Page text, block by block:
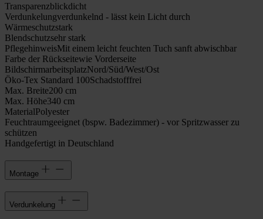
Transparenzblickdicht
Verdunkelungverdunkelnd - lässt kein Licht durch
Wärmeschutzstark
Blendschutzsehr stark
PflegehinweisMit einem leicht feuchten Tuch sanft abwischbar
Farbe der Rückseitewie Vorderseite
BildschirmarbeitsplatzNord/Süd/West/Ost
Öko-Tex Standard 100Schadstofffrei
Max. Breite200 cm
Max. Höhe340 cm
MaterialPolyester
Feuchtraumgeeignet (bspw. Badezimmer) - vor Spritzwasser zu
schützen
Handgefertigt in Deutschland
Montage
Verdunkelung